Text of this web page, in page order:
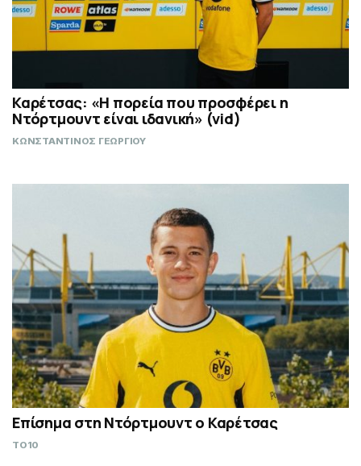
Καρέτσας: «Η πορεία που προσφέρει η
Ντόρτμουντ είναι ιδανική» (vid)
ΚΩΝΣΤΑΝΤΙΝΟΣ ΓΕΩΡΓΙΟΥ
Επίσημα στη Ντόρτμουντ ο Καρέτσας
TO10